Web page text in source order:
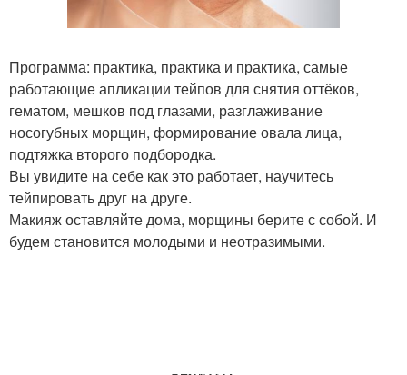
Программа: практика, практика и практика, самые
работающие апликации тейпов для снятия оттёков,
гематом, мешков под глазами, разглаживание
носогубных морщин, формирование овала лица,
подтяжка второго подбородка.
Вы увидите на себе как это работает, научитесь
тейпировать друг на друге.
Макияж оставляйте дома, морщины берите с собой. И
будем становится молодыми и неотразимыми.